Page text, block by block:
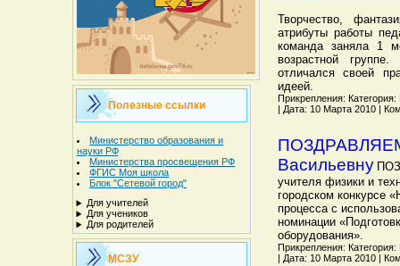
Полезные ссылки
Министерство образования и
науки РФ
Министерства просвещения РФ
ФГИС Моя школа
Блок "Сетевой город"
Для учителей
Для учеников
Для родителей
МСЗУ
Творчество,
атрибуты работы
команда заняла 1
возрастной
отличался своей
идеей.
Прикрепления:
| Дата: 10 Марта 2010 |
Васильевну
учителя физики и
городском конкурсе
процесса с
номинации
оборудования».
Прикрепления:
| Дата: 10 Марта 2010 |